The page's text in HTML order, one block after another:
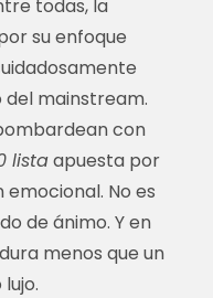
todas, la
su enfoque
del mainstream.
con
listaapuesta por
No es
de ánimo. Y en
menos que un